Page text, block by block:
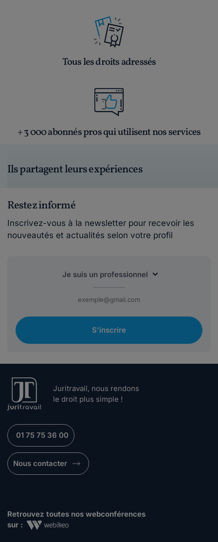
Tous les droits adressés
+ 3 000 abonnés pros qui utilisent nos services
Ils partagent leurs expériences
Restez informé
Inscrivez-vous à la newsletter pour recevoir les
nouveautés et actualités selon votre profil
S'inscrire
Juritravail, nous rendons
le droit plus simple !
01 75 75 36 00
Nous contacter
Retrouvez toutes nos webconférences
sur :